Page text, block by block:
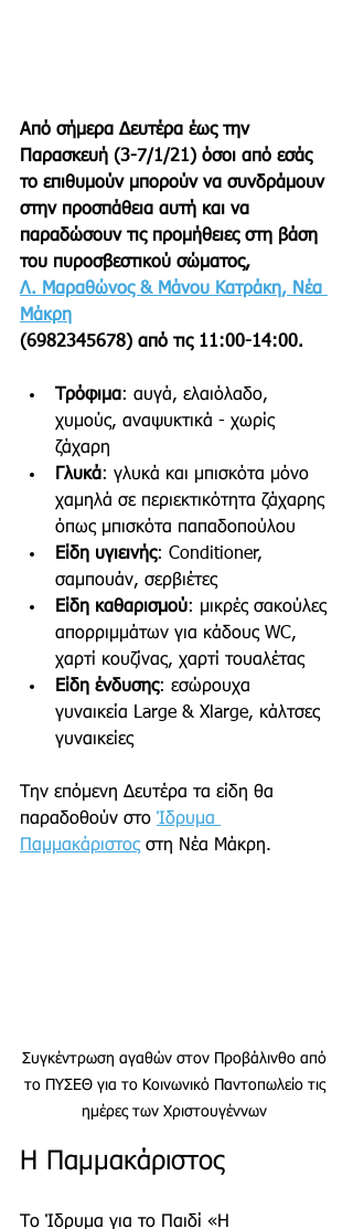
Από σήμερα Δευτέρα έως την
Παρασκευή (3-7/1/21) όσοι από εσάς
το επιθυμούν μπορούν να συνδράμουν
στην προσπάθεια αυτή και να
παραδώσουν τις προμήθειες στη βάση
του πυροσβεστικού σώματος,
Λ. Μαραθώνος & Μάνου Κατράκη, Νέα
Μάκρη
(6982345678) από τις 11:00-14:00.
Τρόφιμα: αυγά, ελαιόλαδο,
χυμούς, αναψυκτικά - χωρίς
ζάχαρη
Γλυκά: γλυκά και μπισκότα μόνο
χαμηλά σε περιεκτικότητα ζάχαρης
όπως μπισκότα παπαδοπούλου
Είδη υγιεινής: Conditioner,
σαμπουάν, σερβιέτες
Είδη καθαρισμού: μικρές σακούλες
απορριμμάτων για κάδους WC,
χαρτί κουζίνας, χαρτί τουαλέτας
Είδη ένδυσης: εσώρουχα
γυναικεία Large & Xlarge, κάλτσες
γυναικείες
Την επόμενη Δευτέρα τα είδη θα
παραδοθούν στο Ίδρυμα
Παμμακάριστος στη Νέα Μάκρη.
Συγκέντρωση αγαθών στον Προβάλινθο από
το ΠΥΣΕΘ για το Κοινωνικό Παντοπωλείο τις
ημέρες των Χριστουγέννων
Η Παμμακάριστος
Το Ίδρυμα για το Παιδί «Η